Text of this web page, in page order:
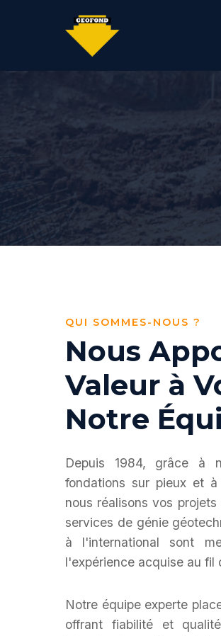
QUI SOMMES-NOUS ?
Nous
Valeur à
Notre
Depuis 1984, grâce à
fondations sur pieux et
nous réalisons vos
services de génie
à l'international sont
l'expérience acquise au fil
Notre équipe experte
offrant fiabilité et